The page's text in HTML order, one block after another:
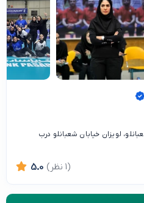
لویزان خیابان شعبانلو درب
5.0 (1 نظر)